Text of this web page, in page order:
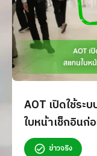
AOT เปิดใช้ร
ใบหน้าเช็กอินก่
หรือ?ข่าวจริง